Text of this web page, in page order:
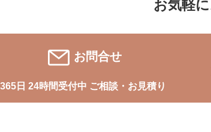
お気軽
お問合せ
365日 24時間受付中 ご相談・お見積り